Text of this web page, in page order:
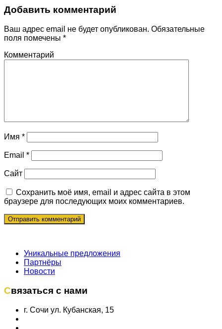
Добавить комментарий
Ваш адрес email не будет опубликован. Обязательные
поля помечены *
Комментарий
Имя *
Email *
Сайт
Сохранить моё имя, email и адрес сайта в этом
браузере для последующих моих комментариев.
Уникальные предложения
Партнёры
Новости
Связаться с нами
г. Сочи ул. Кубанская, 15